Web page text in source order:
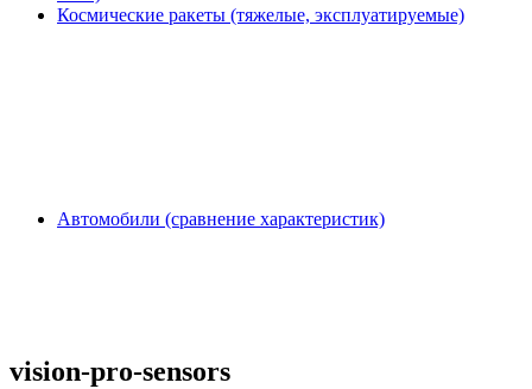
Космические ракеты (тяжелые, эксплуатируемые)
Автомобили (сравнение характеристик)
vision-pro-sensors